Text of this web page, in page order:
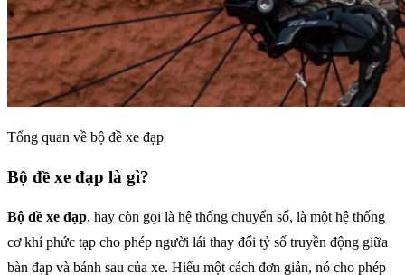
Tổng quan về bộ đề xe đạp
Bộ đề xe đạp là gì?
Bộ đề xe đạp, hay còn gọi là hệ thống chuyển số, là một hệ thống
cơ khí phức tạp cho phép người lái thay đổi tỷ số truyền động giữa
bàn đạp và bánh sau của xe. Hiểu một cách đơn giản, nó cho phép